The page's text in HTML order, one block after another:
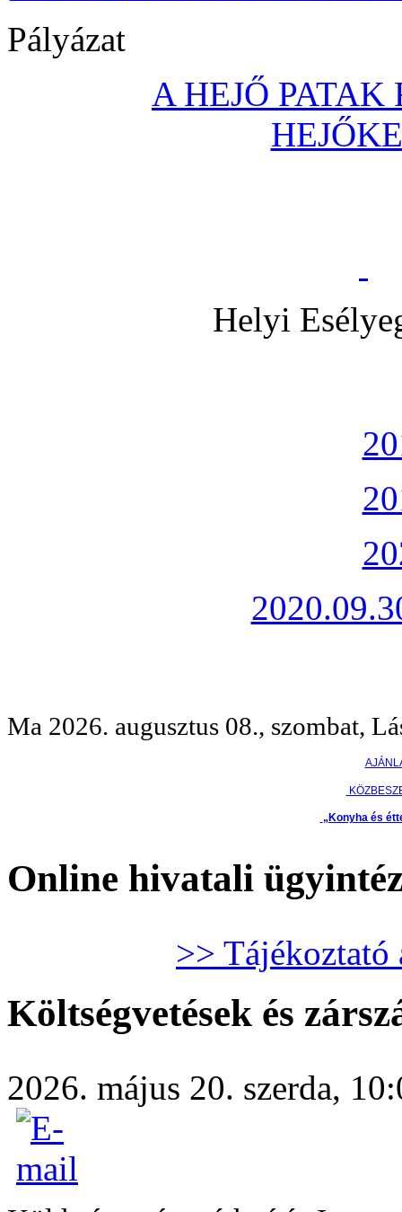
Pályázat
A HEJŐ
Helyi
Ma 2026. augusztus 08., szombat,
„Konyha és
Online hivatali
>> Tájékoztató
Költségvetések és
2026. május 20. szerda,